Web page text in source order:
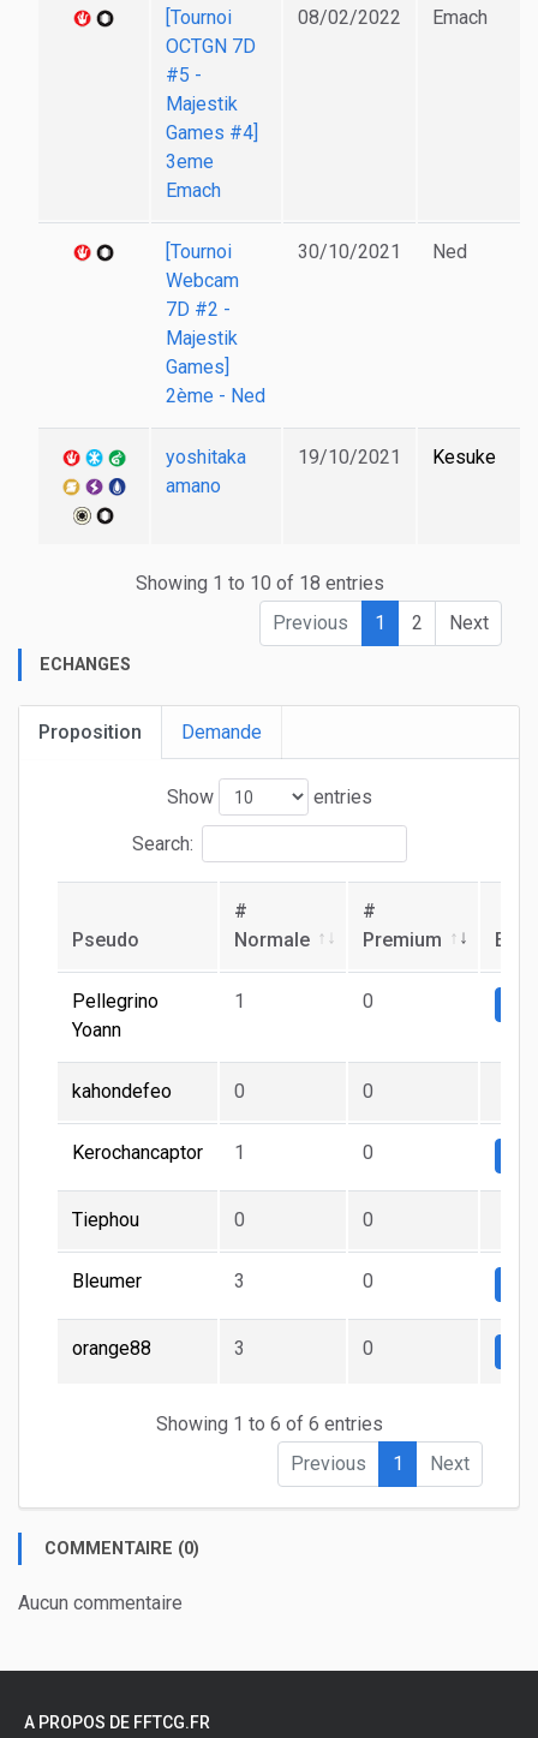
[Tournoi
OCTGN 7D
#5 -
Majestik
Games #4]
3eme
Emach
08/02/2022 Emach
[Tournoi
Webcam
7D #2 -
Majestik
Games]
2ème - Ned
30/10/2021 Ned
yoshitaka
amano
19/10/2021 Kesuke
Showing 1 to 10 of 18 entries
Previous
1 2 Next
ECHANGES
Proposition Demande
Show entries
Search:
Pseudo
#
Normale
#
Premium
Pellegrino
Yoann
1 0
kahondefeo 0 0
Kerochancaptor 1 0
Tiephou 0 0
Bleumer 3 0
orange88 3 0
Showing 1 to 6 of 6 entries
Previous
1 Next
COMMENTAIRE (0)
Aucun commentaire
A PROPOS DE FFTCG.FR